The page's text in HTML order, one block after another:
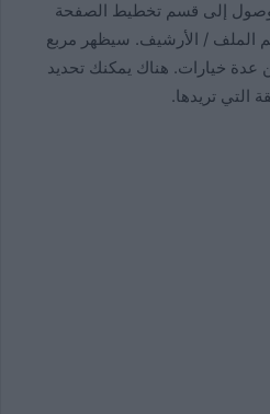
إلى قسم تخطيط الصفحة
الملف / الأرشيف. سيظهر مربع
عدة خيارات. هناك يمكنك تحديد
التي تريدها.